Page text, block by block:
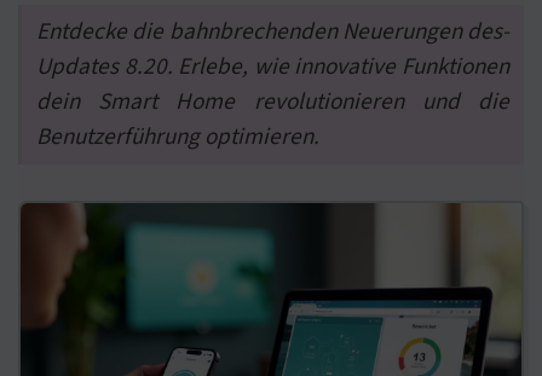
Entdecke die bahnbrechenden Neuerungen des-
Updates 8.20. Erlebe, wie innovative Funktionen
dein Smart Home revolutionieren und die
Benutzerführung optimieren.